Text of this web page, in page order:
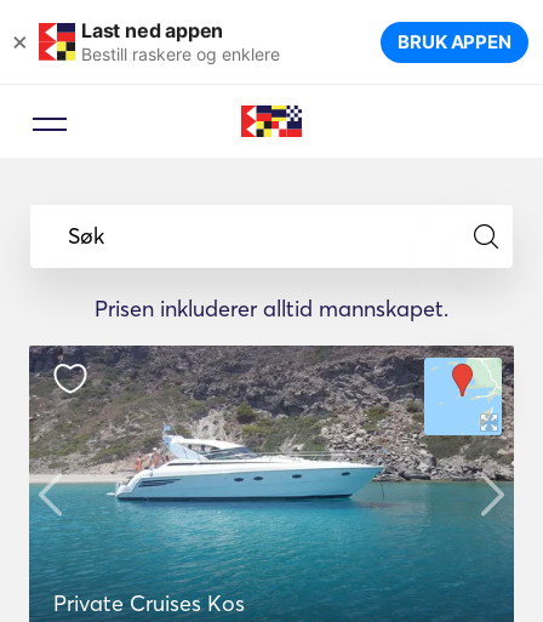
× Last ned appen
Bestill raskere og enklere BRUK APPEN
Søk
Prisen inkluderer alltid mannskapet.
Private Cruises Kos